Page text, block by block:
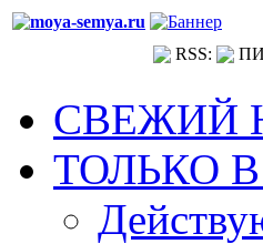
RSS:
СВЕЖИЙ
ТОЛЬКО